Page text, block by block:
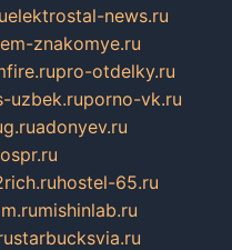
elektrostal-news.ru
znakomye.ru
pro-otdelky.ru
uzbek.ruporno-vk.ru
adonyev.ru
hostel-65.ru
mishinlab.ru
starbucksvia.ru